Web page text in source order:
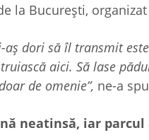
la București,
dori să îl transmit
aici. Să lase
de omenie”, ne-a
neatinsă, iar